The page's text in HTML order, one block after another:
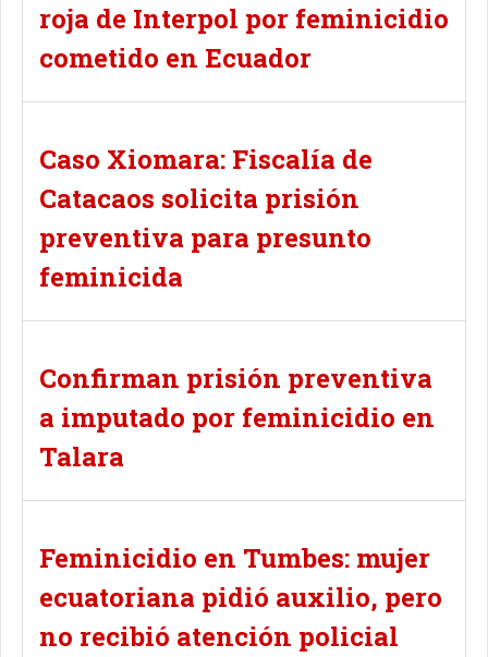
roja de Interpol por feminicidio
cometido en Ecuador
Caso Xiomara: Fiscalía de
Catacaos solicita prisión
preventiva para presunto
feminicida
Confirman prisión preventiva
a imputado por feminicidio en
Talara
Feminicidio en Tumbes: mujer
ecuatoriana pidió auxilio, pero
no recibió atención policial